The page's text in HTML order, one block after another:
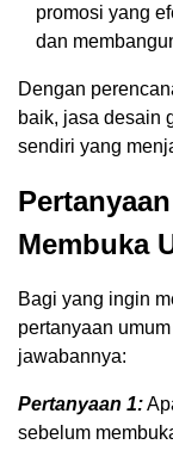
promosi yang
dan
Dengan
baik, jasa desain
sendiri yang
Membuka
Bagi yang ingin
pertanyaan
jawabannya:
Pertanyaan 1:
sebelum